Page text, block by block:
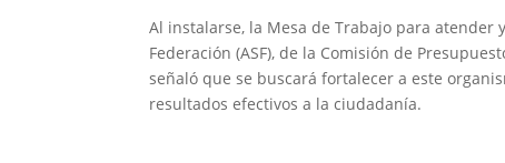
Al instalarse, la Mesa de Trabajo para
Federación (ASF), de la Comisión de
señaló que se buscará fortalecer a este
resultados efectivos a la ciudadanía.